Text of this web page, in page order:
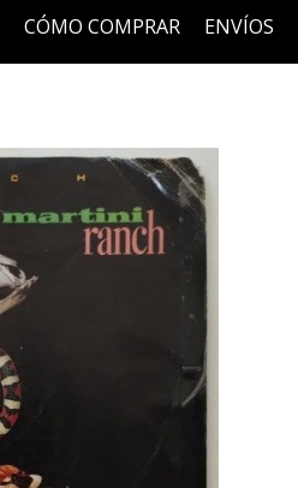
CÓMO COMPRAR ENVÍOS